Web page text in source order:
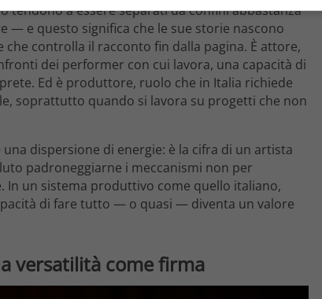
tendono a essere separati da confini abbastanza
— e questo significa che le sue storie nascono
controlla il racconto fin dalla pagina. È attore,
dei performer con cui lavora, una capacità di
Ed è produttore, ruolo che in Italia richiede
soprattutto quando si lavora su progetti che non
dispersione di energie: è la cifra di un artista
padroneggiarne i meccanismi non per
In un sistema produttivo come quello italiano,
di fare tutto — o quasi — diventa un valore
versatilità come firma